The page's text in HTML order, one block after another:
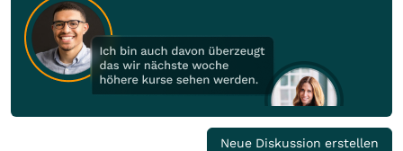
Neue Diskussion erstellen